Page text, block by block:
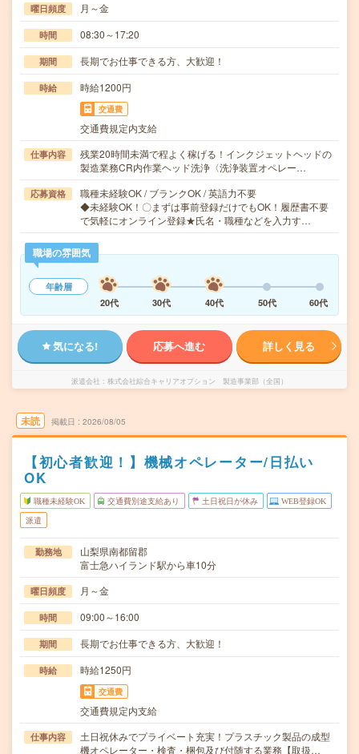
曜日頻度 月～金
時間 08:30～17:20
期間 長期でお仕事できる方、大歓迎！
時給 時給1200円
交通費
交通費規定内支給
仕事内容
残業20時間未満で程よく稼げる！インクジェットヘッドの
製造業務CR内作業ヘッド洗浄〈洗浄装置オペレー…
応募資格
職種未経験OK / ブランクOK / 英語力不要
◆未経験OK！〇まずは事前登録だけでもOK！履歴書不要
で気軽にオンライン登録★氏名・職種などを入力す…
職場の雰囲気
年齢層
20代
30代 40代 50代 60代
気になる! 応募へ進む 詳しく見る
派遣会社 株式会社綜合キャリアオプション 製造事業部（全国）
未読 掲載日 2026/08/05
【初心者歓迎！】機械オペレーター/日払い
OK
職種未経験OK 交通費別途支給あり 土日祝日が休み WEB登録OK
派遣
勤務地
山梨県南都留郡
富士急ハイランド駅から車10分
曜日頻度 月～金
時間 09:00～16:00
期間 長期でお仕事できる方、大歓迎！
時給 時給1250円
交通費
交通費規定内支給
仕事内容
土日祝休みでプライベート充実！プラスチック製品の成型
機オペレーター・検査・梱包及び付随する業務【取扱…